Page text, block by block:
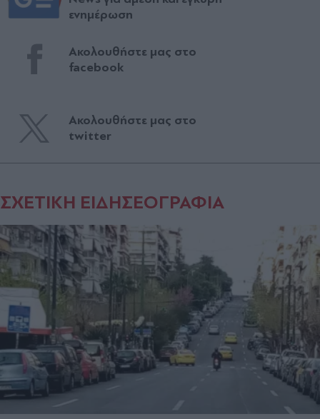
ενημέρωση
Ακολουθήστε μας στο
facebook
Ακολουθήστε μας στο
twitter
ΣΧΕΤΙΚΗ ΕΙΔΗΣΕΟΓΡΑΦΙΑ